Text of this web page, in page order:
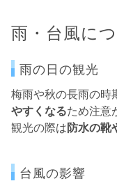
雨・台風に
雨の日の観光
梅雨や秋の長雨の時
やすくなるため注意
観光の際は防水の靴
台風の影響